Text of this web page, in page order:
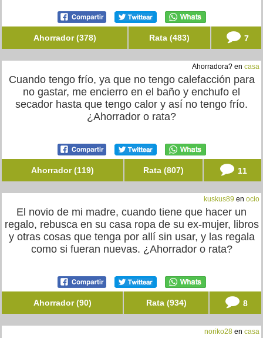
Ahorrador (378) Rata (483) 7
Ahorradora? en casa
Cuando tengo frío, ya que no tengo calefacción para
no gastar, me encierro en el baño y enchufo el
secador hasta que tengo calor y así no tengo frío.
¿Ahorrador o rata?
Ahorrador (119) Rata (807) 11
kuskus89 en ocio
El novio de mi madre, cuando tiene que hacer un
regalo, rebusca en su casa ropa de su ex-mujer, libros
y otras cosas que tenga por allí sin usar, y las regala
como si fueran nuevas. ¿Ahorrador o rata?
Ahorrador (90) Rata (934) 8
noriko28 en casa